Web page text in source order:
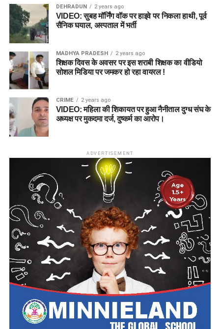
DEHRADUN 2 years ago
VIDEO: सुबह मॉर्निंग वॉक पर हाइवे पर निकला हाथी, पूर्व
सैनिक घयाल, अस्पताल में भर्ती
MADHYA PRADESH 2 years ago
शिक्षक दिवस के अवसर पर इस शराबी शिक्षक का वीडियो
सोशल मिडिया पर जमकर हो रहा वायरल !
CRIME 2 years ago
VIDEO: महिला की शिकायत पर हुआ नैनीताल दुग्ध संघ के
अध्यक्ष पर मुकदमा दर्ज, दुष्कर्म का आरोप।
ADVERTISEMENT